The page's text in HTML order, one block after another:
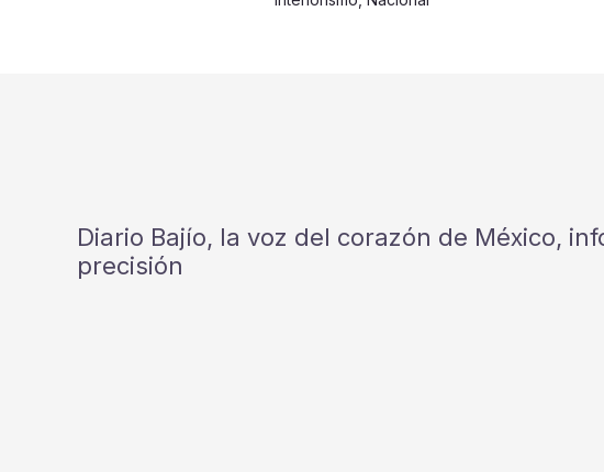
Diario Bajío, la voz del corazón de México,
precisión